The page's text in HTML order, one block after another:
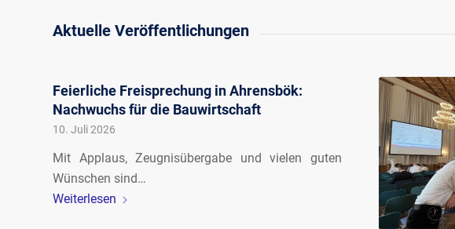
Aktuelle Veröffentlichungen
Feierliche Freisprechung in Ahrensbök:
Nachwuchs für die Bauwirtschaft
10. Juli 2026
Mit Applaus, Zeugnisübergabe und vielen guten
Wünschen sind…
Weiterlesen